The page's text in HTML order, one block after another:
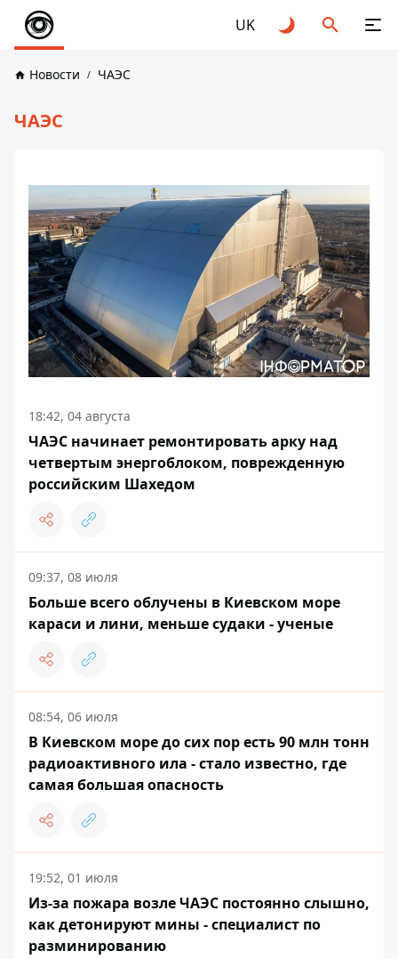
UK
Новости ЧАЭС
ЧАЭС
18:42, 04 августа
ЧАЭС начинает ремонтировать арку над
четвертым энергоблоком, поврежденную
российским Шахедом
09:37, 08 июля
Больше всего облучены в Киевском море
караси и лини, меньше судаки - ученые
08:54, 06 июля
В Киевском море до сих пор есть 90 млн тонн
радиоактивного ила - стало известно, где
самая большая опасность
19:52, 01 июля
Из-за пожара возле ЧАЭС постоянно слышно,
как детонируют мины - специалист по
разминированию